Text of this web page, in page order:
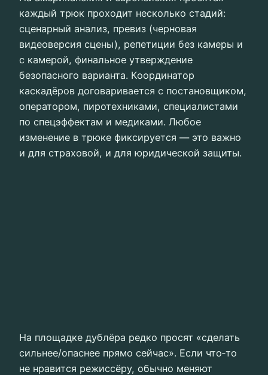
каждый трюк проходит несколько стадий:
сценарный анализ, превиз (черновая
видеоверсия сцены), репетиции без камеры и
с камерой, финальное утверждение
безопасного варианта. Координатор
каскадёров договаривается с постановщиком,
оператором, пиротехниками, специалистами
по спецэффектам и медиками. Любое
изменение в трюке фиксируется — это важно
и для страховой, и для юридической защиты.
На площадке дублёра редко просят «сделать
сильнее/опаснее прямо сейчас». Если что‑то
не нравится режиссёру, обычно меняют